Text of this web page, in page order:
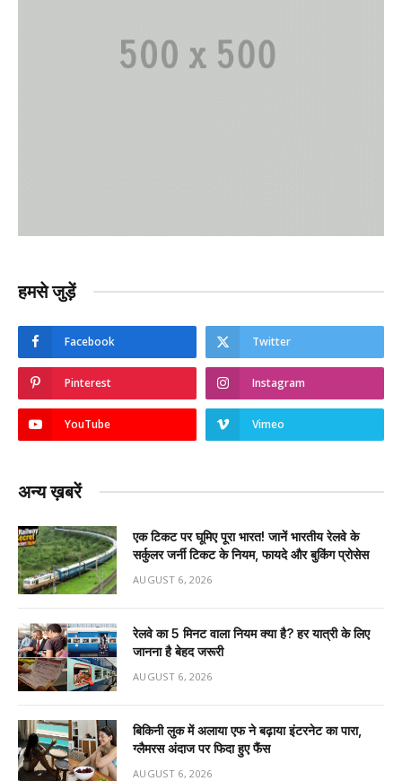
हमसे जुड़ें
Facebook Twitter
Pinterest Instagram
YouTube Vimeo
अन्य ख़बरें
एक टिकट पर घूमिए पूरा भारत! जानें भारतीय रेलवे के
सर्कुलर जर्नी टिकट के नियम, फायदे और बुकिंग प्रोसेस
AUGUST 6, 2026
रेलवे का 5 मिनट वाला नियम क्या है? हर यात्री के लिए
जानना है बेहद जरूरी
AUGUST 6, 2026
बिकिनी लुक में अलाया एफ ने बढ़ाया इंटरनेट का पारा,
ग्लैमरस अंदाज पर फिदा हुए फैंस
AUGUST 6, 2026